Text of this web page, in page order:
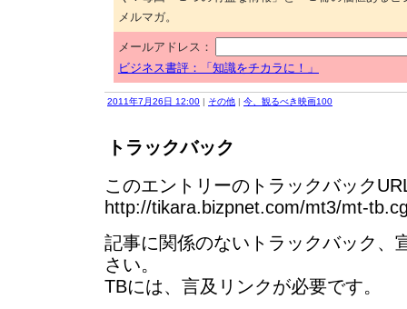
メルマガ。
メールアドレス：
ビジネス書評：「知識をチカラに！」
2011年7月26日 12:00 | その他 | 今、観るべき映画100
トラックバック
このエントリーのトラックバック
http://tikara.bizpnet.com/mt3/mt-
記事に関係のないトラックバック、
さい。
TBには、言及リンクが必要です。